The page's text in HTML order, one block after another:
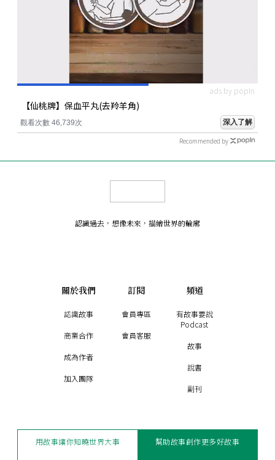
ads by popIn
【仙桃牌】保血平丸(去羚羊角)
觀看次數 46,739次 深入了解
Recommended by
認識過去，想像未來 ， 描繪世界的輪廓
關於我們
認識故事
商業合作
成為作者
加入團隊
訂閱
會員專區
會員客服
頻道
有故事要說
Podcast
故事
說書
副刊
用故事讓你知曉世界大事 幫助故事創作更多好故事